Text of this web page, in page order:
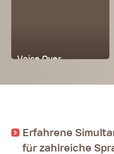
Voice Over
Erfahrene
für zahlreiche